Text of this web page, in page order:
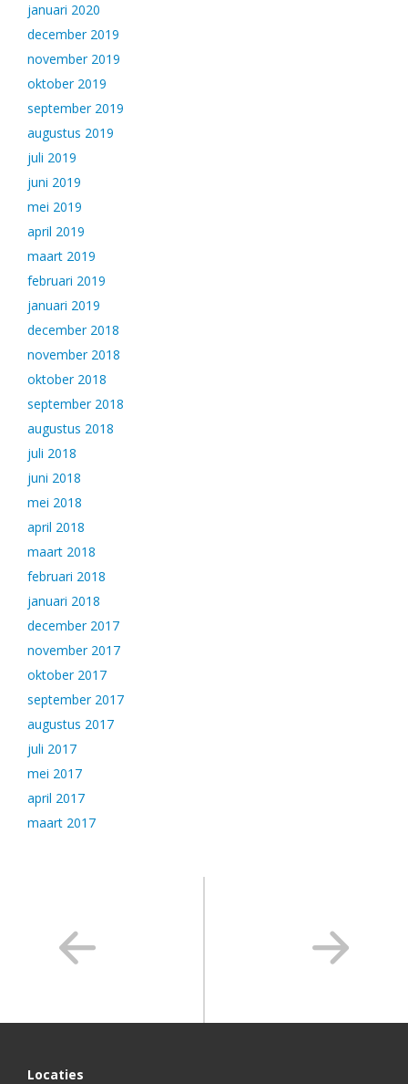
januari 2020
december 2019
november 2019
oktober 2019
september 2019
augustus 2019
juli 2019
juni 2019
mei 2019
april 2019
maart 2019
februari 2019
januari 2019
december 2018
november 2018
oktober 2018
september 2018
augustus 2018
juli 2018
juni 2018
mei 2018
april 2018
maart 2018
februari 2018
januari 2018
december 2017
november 2017
oktober 2017
september 2017
augustus 2017
juli 2017
mei 2017
april 2017
maart 2017
Locaties